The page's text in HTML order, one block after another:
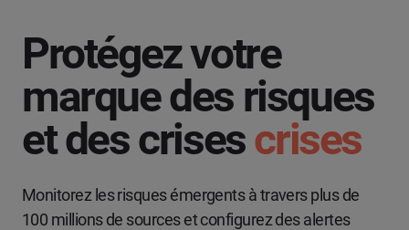
Protégez votre
marque des risques
et des crisescrises
Monitorez les risques émergents à travers plus de
100 millions de sources et configurez des alertes